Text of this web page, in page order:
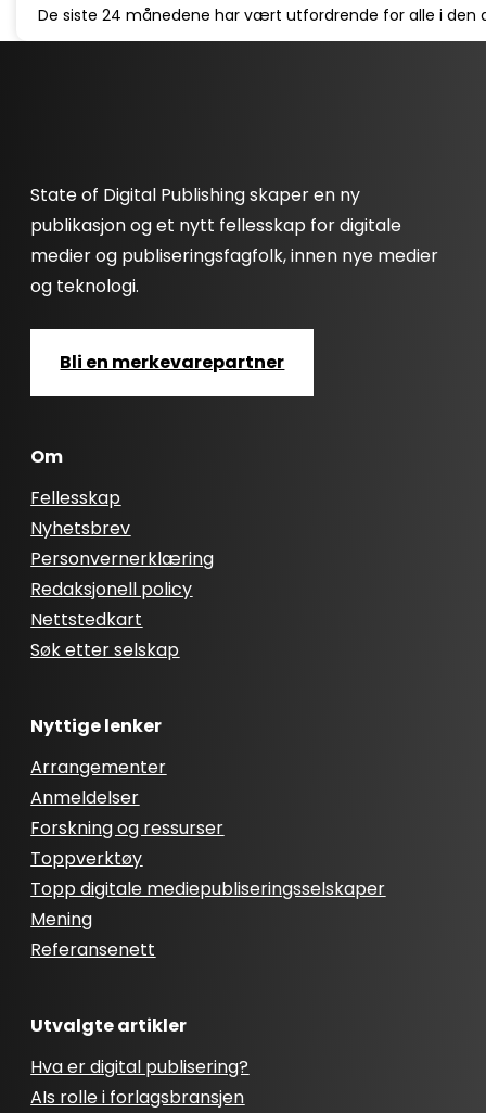
De siste 24 månedene har vært utfordrende for alle i den
State of Digital Publishing skaper en ny
publikasjon og et nytt fellesskap for digitale
medier og publiseringsfagfolk, innen nye medier
og teknologi.
Bli en merkevarepartner
Om
Fellesskap
Nyhetsbrev
Personvernerklæring
Redaksjonell policy
Nettstedkart
Søk etter selskap
Nyttige lenker
Arrangementer
Anmeldelser
Forskning og ressurser
Toppverktøy
Topp digitale mediepubliseringsselskaper
Mening
Referansenett
Utvalgte artikler
Hva er digital publisering?
AIs rolle i forlagsbransjen